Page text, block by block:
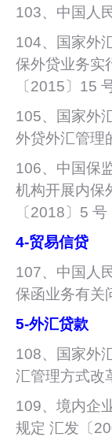
103、中国人
104、国家外
保外贷业务实
〔2015〕15
105、国家外
外贷外汇管理
106、中国保
机构开展内保
〔2018〕5 号
4-贸易信贷
107、中国人
保函业务有关
5-外汇贷款
108、国家外
汇管理方式改
109、境内企
规定 汇发〔